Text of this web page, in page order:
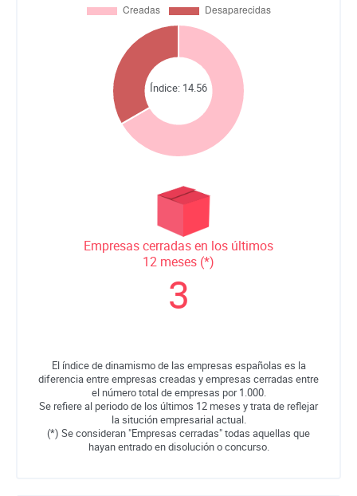
Índice: 14.56
Empresas cerradas en los últimos
12 meses (*)
3
El índice de dinamismo de las empresas españolas es la
diferencia entre empresas creadas y empresas cerradas entre
el número total de empresas por 1.000.
Se refiere al periodo de los últimos 12 meses y trata de reflejar
la situción empresarial actual.
(*) Se consideran "Empresas cerradas" todas aquellas que
hayan entrado en disolución o concurso.